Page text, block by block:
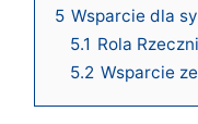
5 Wsparcie dla
5.1 Rola
5.2 Wsparcie